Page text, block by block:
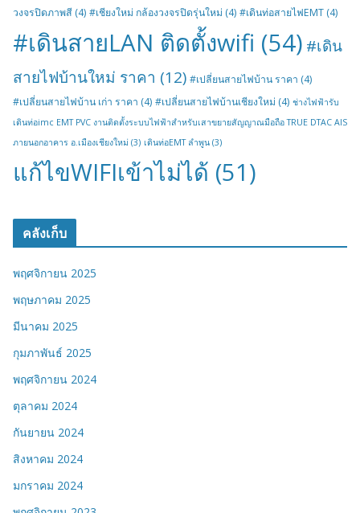
วงจรปิดภาพสี (4) #เชียงใหม่ กล้องวงจรปิดรุ่นใหม่ (4) #เดินท่อสายไฟEMT (4)
#เดินสายLAN ติดตั้งwifi (54) #เดิน
สายไฟบ้านใหม่ ราคา (12) #เปลี่ยนสายไฟบ้าน ราคา (4)
#เปลี่ยนสายไฟบ้าน เก่า ราคา (4) #เปลี่ยนสายไฟบ้านเชียงใหม่ (4) ช่างไฟฟ้ารับ
เดินท่อimc EMT PVC งานติดตั้งระบบไฟฟ้าสำหรับเสาขยายสัญญาณมือถือ TRUE DTAC AIS
ภายนอกอาคาร อ.เมืองเชียงใหม่ (3) เดินท่อEMT ลำพูน (3)
แก้ไขWIFIเข้าไม่ได้ (51)
คลังเก็บ
พฤศจิกายน 2025
พฤษภาคม 2025
มีนาคม 2025
กุมภาพันธ์ 2025
พฤศจิกายน 2024
ตุลาคม 2024
กันยายน 2024
สิงหาคม 2024
มกราคม 2024